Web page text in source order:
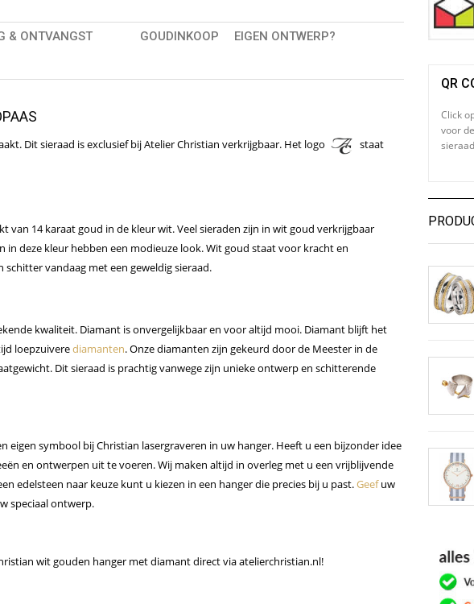
& ONTVANGST GOUDINKOOP
EIGEN ONTWERP?
Dit sieraad is exclusief bij Atelier Christian verkrijgbaar. Het logo
staat
van 14 karaat goud in de kleur wit. Veel sieraden zijn in wit goud verkrijgbaar
deze kleur hebben een modieuze look. Wit goud staat voor kracht en
schitter vandaag met een geweldig sieraad.
kwaliteit. Diamant is onvergelijkbaar en voor altijd mooi. Diamant blijft het
loepzuiverediamanten. Onze diamanten zijn gekeurd door de Meester in de
Dit sieraad is prachtig vanwege zijn unieke ontwerp en schitterende
eigen symbool bij Christian lasergraveren in uw hanger. Heeft u een bijzonder idee
en ontwerpen uit te voeren. Wij maken altijd in overleg met u een vrijblijvende
edelsteen naar keuze kunt u kiezen in een hangerdie precies bij u past.Geefuw
speciaal ontwerp.
wit gouden hanger met diamant direct via atelierchristian.nl!
QR
Click
voor
sieraad